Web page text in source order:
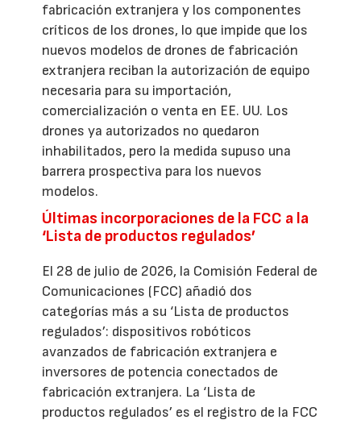
fabricación extranjera y los componentes
críticos de los drones, lo que impide que los
nuevos modelos de drones de fabricación
extranjera reciban la autorización de equipo
necesaria para su importación,
comercialización o venta en EE. UU. Los
drones ya autorizados no quedaron
inhabilitados, pero la medida supuso una
barrera prospectiva para los nuevos
modelos.
Últimas incorporaciones de la FCC a la
‘Lista de productos regulados’
El 28 de julio de 2026, la Comisión Federal de
Comunicaciones (FCC) añadió dos
categorías más a su ‘Lista de productos
regulados’: dispositivos robóticos
avanzados de fabricación extranjera e
inversores de potencia conectados de
fabricación extranjera. La ‘Lista de
productos regulados’ es el registro de la FCC